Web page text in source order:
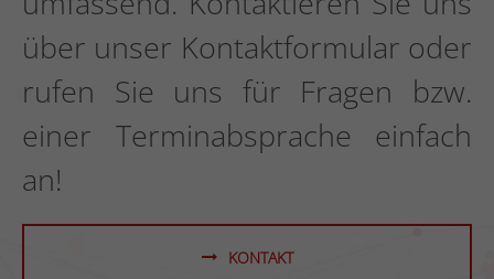
über unser Kontaktformular oder
rufen Sie uns für Fragen bzw.
einer Terminabsprache einfach
an!
KONTAKT